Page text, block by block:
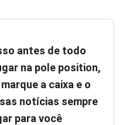
antes de todo
na pole position,
marque a caixa e o
notícias sempre
para você